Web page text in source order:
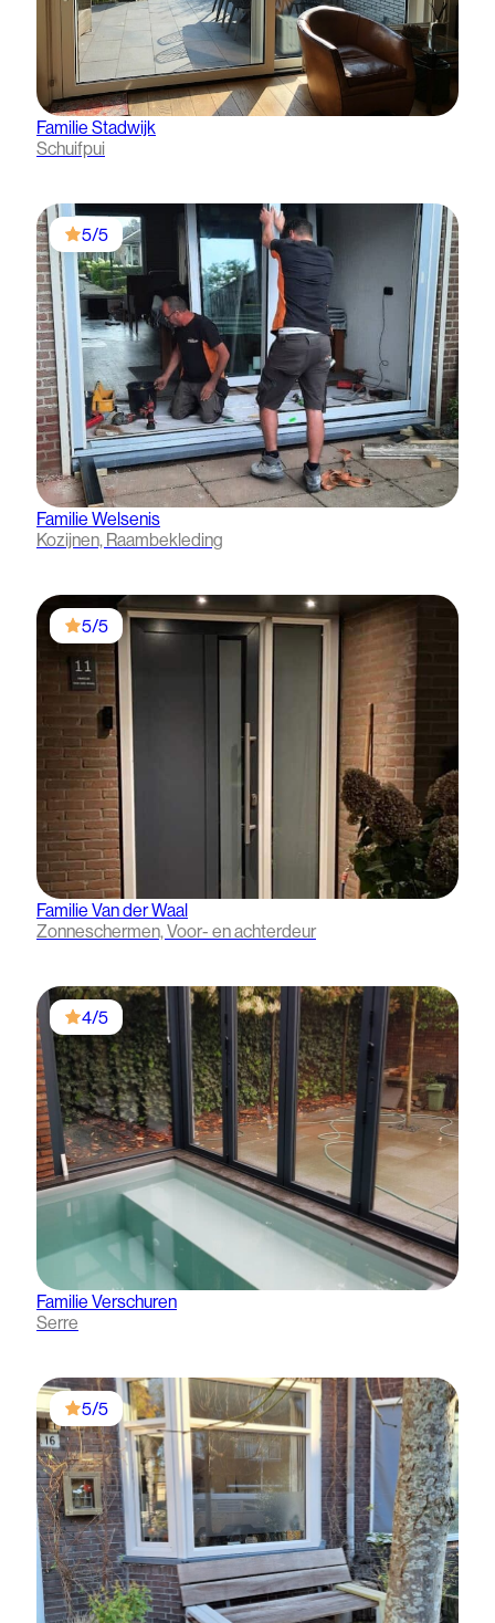
Familie Stadwijk
Schuifpui
5/5
Familie Welsenis
Kozijnen, Raambekleding
5/5
Familie Van der Waal
Zonneschermen, Voor- en achterdeur
4/5
Familie Verschuren
Serre
5/5